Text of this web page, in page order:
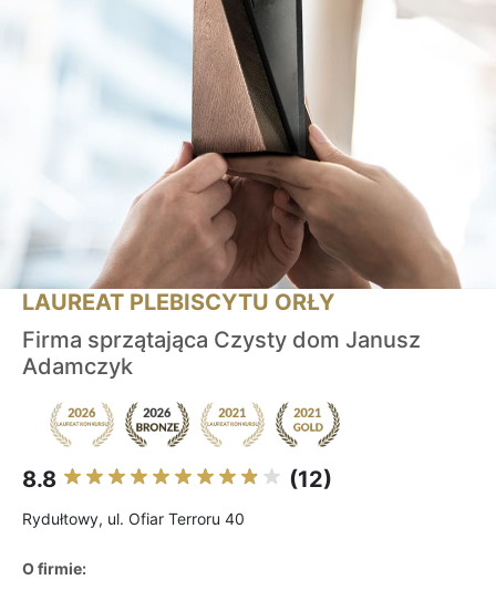
LAUREAT PLEBISCYTU ORŁY
Firma sprzątająca Czysty dom Janusz
Adamczyk
8.8 (12)
Rydułtowy, ul. Ofiar Terroru 40
O firmie: